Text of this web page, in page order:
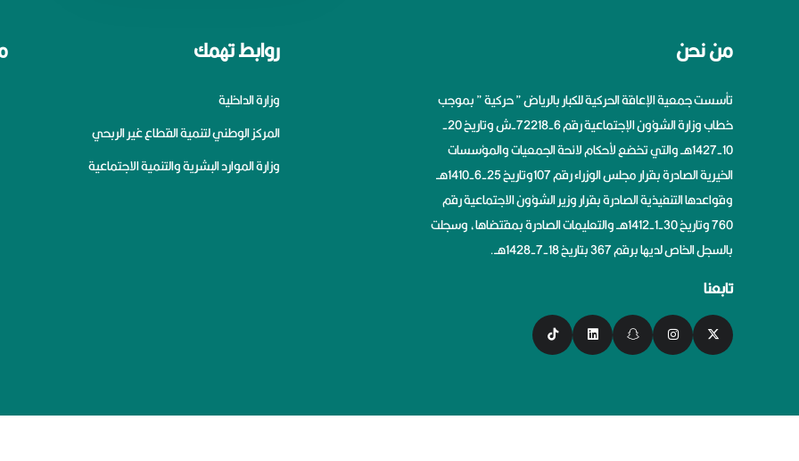
من نحن
تأسست جمعية الإعاقة الحركية للكبار بالرياض ” حركية ” بموجب
خطاب وزارة الشؤون الإجتماعية رقم 6-72218-ش وتاريخ 20-
10-1427هــ والتي تخضع لأحكام لائحة الجمعيات والمؤسسات
الخيرية الصادرة بقرار مجلس الوزراء رقم 107وتاريخ 25-6-1410هــ
وقواعدها التنفيذية الصادرة بقرار وزير الشؤون الاجتماعية رقم
760 وتاريخ 30-1-1412هــ والتعليمات الصادرة بمقتضاها، وسجلت
بالسجل الخاص لديها برقم 367 بتاريخ 18-7-1428هــ.
تابعنا
روابط تهمك
وزارة الداخلية
المركز الوطني لتنمية القطاع غير الربحي
وزارة الموارد البشرية والتنمية الاجتماعية